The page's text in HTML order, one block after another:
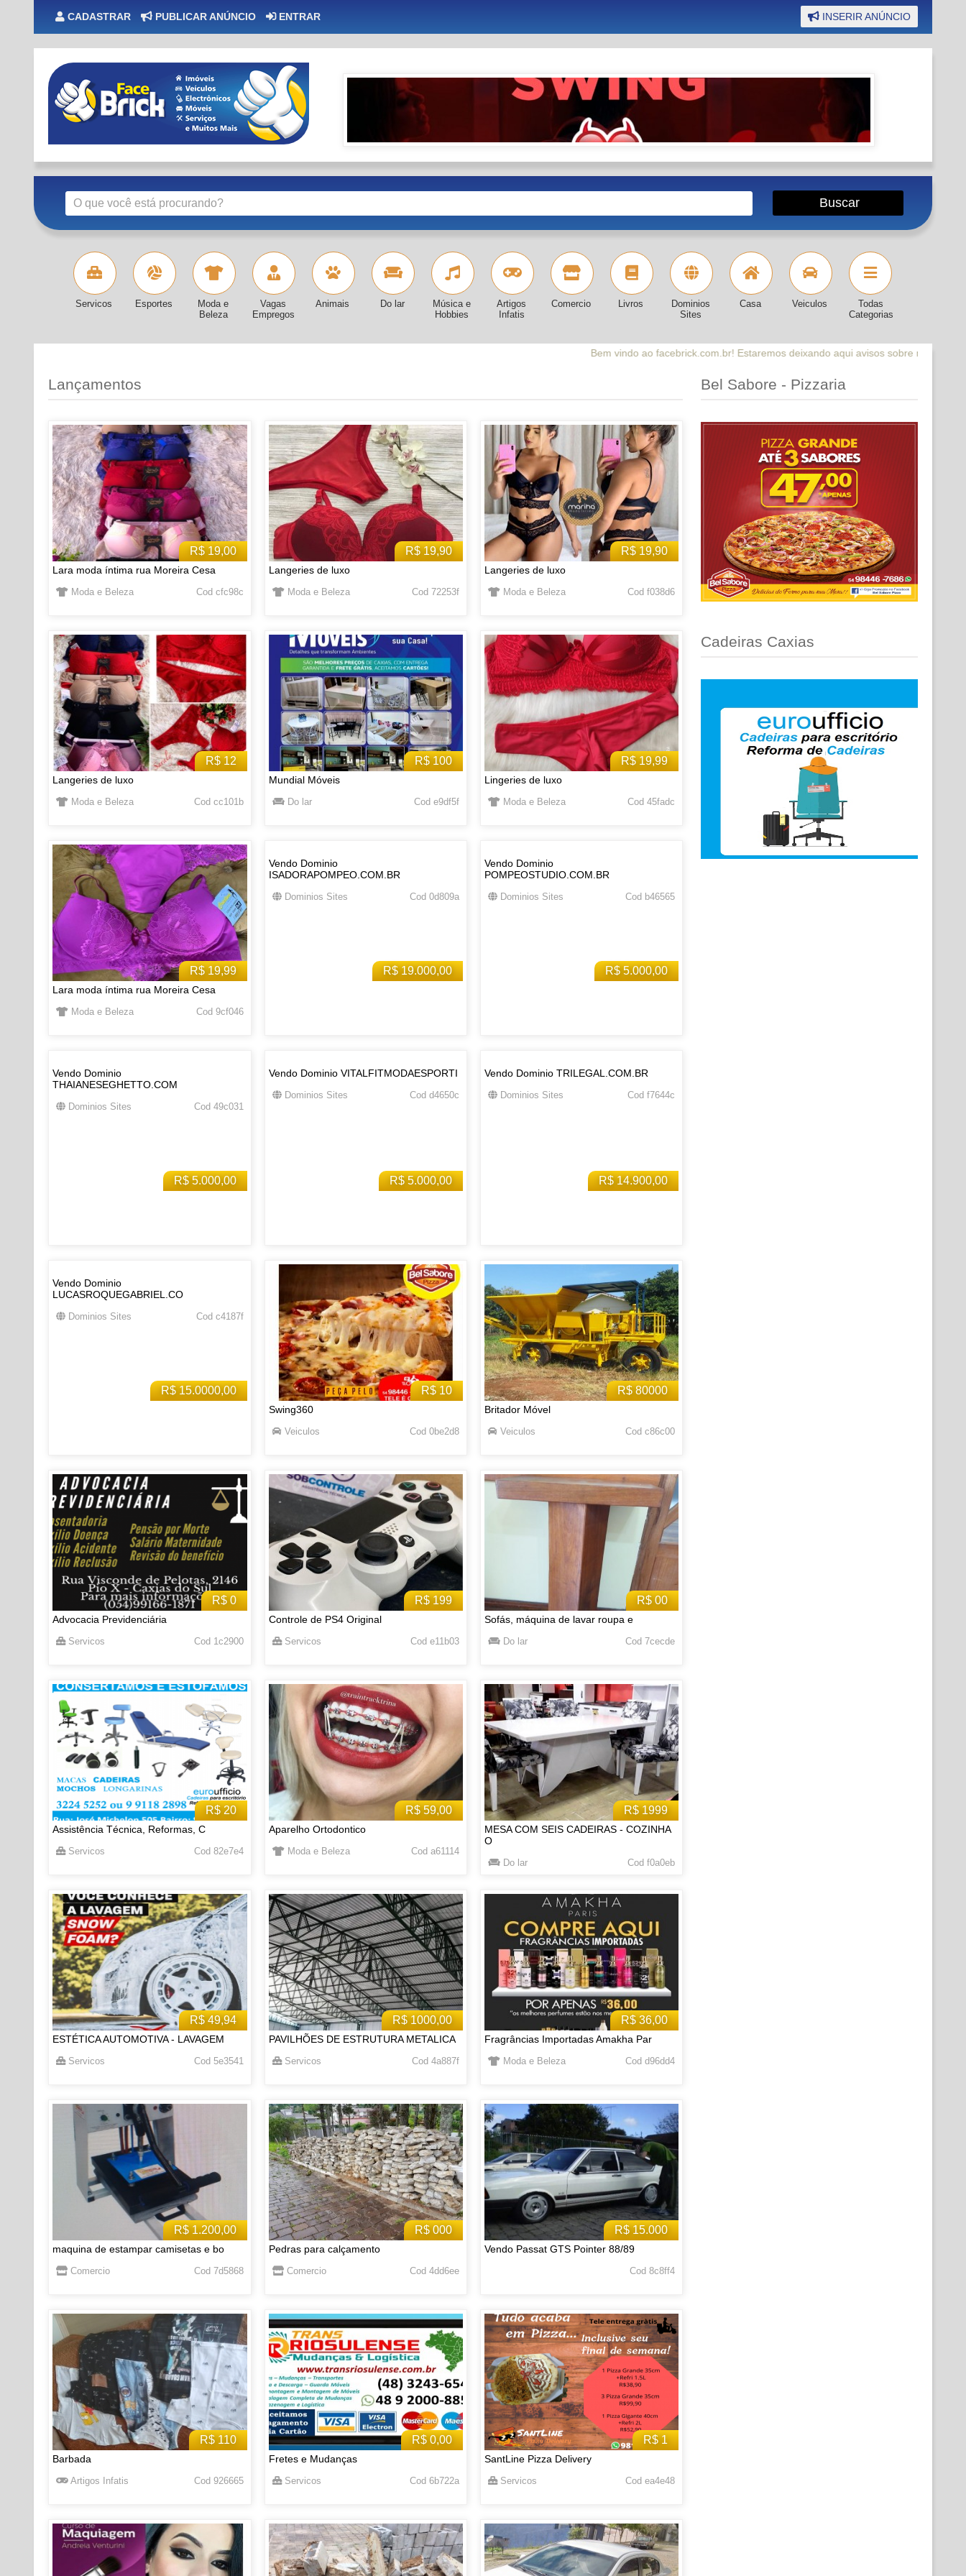
CADASTRAR PUBLICAR ANÚNCIO ENTRAR INSERIR ANÚNCIO
Servicos Esportes
Moda e
Beleza
Vagas
Empregos
Animais Do lar
Música e
Hobbies
Artigos
Infatis
Comercio Livros
Dominios
Sites
Casa Veiculos
Todas
Categorias
Bem vindo ao facebrick.com.br! Estaremos deixando aqui avisos sobre novidades que estaremos
Lançamentos
R$ 19,00
Lara moda íntima rua Moreira Cesa
Moda e Beleza Cod cfc98c
R$ 19,90
Langeries de luxo
Moda e Beleza Cod 72253f
R$ 19,90
Langeries de luxo
Moda e Beleza Cod f038d6
R$ 12
Langeries de luxo
Moda e Beleza Cod cc101b
R$ 100
Mundial Móveis
Do lar Cod e9df5f
R$ 19,99
Lingeries de luxo
Moda e Beleza Cod 45fadc
R$ 19,99
Lara moda íntima rua Moreira Cesa
Moda e Beleza Cod 9cf046
R$ 19.000,00
Vendo Dominio
ISADORAPOMPEO.COM.BR
Dominios Sites Cod 0d809a
R$ 5.000,00
Vendo Dominio
POMPEOSTUDIO.COM.BR
Dominios Sites Cod b46565
R$ 5.000,00
Vendo Dominio
THAIANESEGHETTO.COM
Dominios Sites Cod 49c031
R$ 5.000,00
Vendo Dominio VITALFITMODAESPORTI
Dominios Sites Cod d4650c
R$ 14.900,00
Vendo Dominio TRILEGAL.COM.BR
Dominios Sites Cod f7644c
R$ 15.0000,00
Vendo Dominio
LUCASROQUEGABRIEL.CO
Dominios Sites Cod c4187f
R$ 10
Swing360
Veiculos Cod 0be2d8
R$ 80000
Britador Móvel
Veiculos Cod c86c00
R$ 0
Advocacia Previdenciária
Servicos Cod 1c2900
R$ 199
Controle de PS4 Original
Servicos Cod e11b03
R$ 00
Sofás, máquina de lavar roupa e
Do lar Cod 7cecde
R$ 20
Assistência Técnica, Reformas, C
Servicos Cod 82e7e4
R$ 59,00
Aparelho Ortodontico
Moda e Beleza Cod a61114
R$ 1999
MESA COM SEIS CADEIRAS - COZINHA
O
Do lar Cod f0a0eb
R$ 49,94
ESTÉTICA AUTOMOTIVA - LAVAGEM
Servicos Cod 5e3541
R$ 1000,00
PAVILHÕES DE ESTRUTURA METALICA
Servicos Cod 4a887f
R$ 36,00
Fragrâncias Importadas Amakha Par
Moda e Beleza Cod d96dd4
R$ 1.200,00
maquina de estampar camisetas e bo
Comercio Cod 7d5868
R$ 000
Pedras para calçamento
Comercio Cod 4dd6ee
R$ 15.000
Vendo Passat GTS Pointer 88/89
Cod 8c8ff4
R$ 110
Barbada
Artigos Infatis Cod 926665
R$ 0,00
Fretes e Mudanças
Servicos Cod 6b722a
R$ 1
SantLine Pizza Delivery
Servicos Cod ea4e48
Bel Sabore - Pizzaria
Cadeiras Caxias